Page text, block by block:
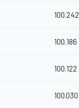
100.242
100.186
100.122
100.030